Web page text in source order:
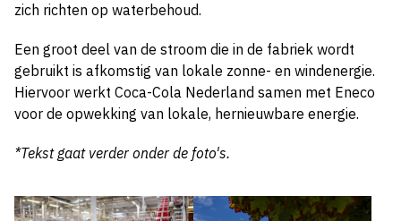
zich richten op waterbehoud.
Een groot deel van de stroom die in de fabriek wordt
gebruikt is afkomstig van lokale zonne- en windenergie.
Hiervoor werkt Coca-Cola Nederland samen met Eneco
voor de opwekking van lokale, hernieuwbare energie.
*Tekst gaat verder onder de foto's.